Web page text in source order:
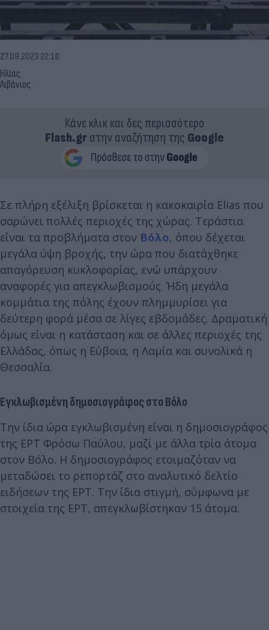
Ηλίας
Λιβάνιος
27.09.2023 22:18
Κάνε κλικ και δες περισσότερο
Flash.grστην αναζήτηση της Google
Σε πλήρη εξέλιξη βρίσκεται η κακοκαιρία Elias που
σαρώνει πολλές περιοχές της χώρας. Τεράστια
είναι τα προβλήματα στον Βόλο, όπου δέχεται
μεγάλα ύψη βροχής, την ώρα που διατάχθηκε
απαγόρευση κυκλοφορίας, ενώ υπάρχουν
αναφορές για απεγκλωβισμούς. Ήδη μεγάλα
κομμάτια της πόλης έχουν πλημμυρίσει για
δεύτερη φορά μέσα σε λίγες εβδομάδες. Δραματική
όμως είναι η κατάσταση και σε άλλες περιοχές της
Ελλάδας, όπως η Εύβοια, η Λαμία και συνολικά η
Θεσσαλία.
Εγκλωβισμένη δημοσιογράφος στο Βόλο
Την ίδια ώρα εγκλωβισμένη είναι η δημοσιογράφος
της ΕΡΤ Φρόσω Παύλου, μαζί με άλλα τρία άτομα
στον Βόλο. Η δημοσιογράφος ετοιμαζόταν να
μεταδώσει το ρεπορτάζ στο αναλυτικό δελτίο
ειδήσεων της ΕΡΤ. Την ίδια στιγμή, σύμφωνα με
στοιχεία της ΕΡΤ, απεγκλωβίστηκαν 15 άτομα.